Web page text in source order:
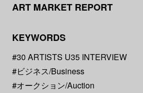
ART MARKET REPORT
KEYWORDS
#30 ARTISTS U35 INTERVIEW
#ビジネス/Business
#オークション/Auction